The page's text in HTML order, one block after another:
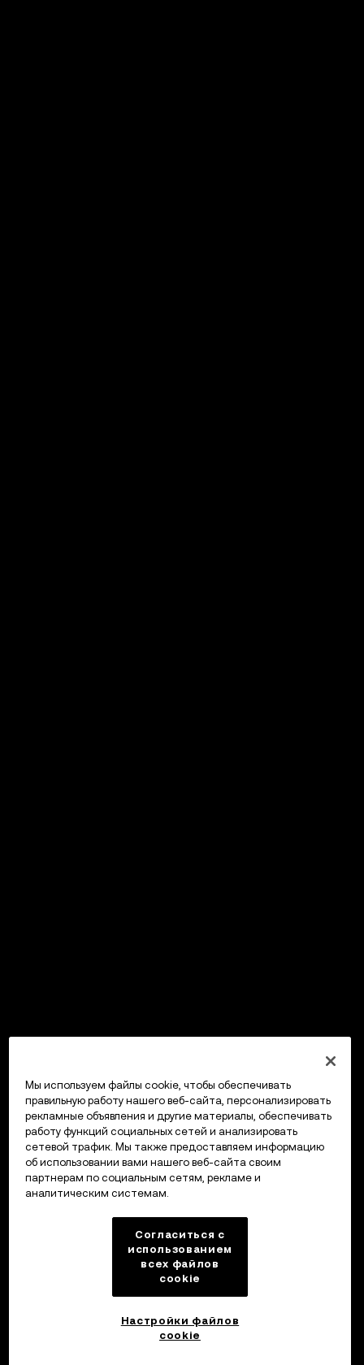
Мы используем файлы cookie, чтобы обеспечивать
правильную работу нашего веб-сайта, персонализировать
рекламные объявления и другие материалы, обеспечивать
работу функций социальных сетей и анализировать
сетевой трафик. Мы также предоставляем информацию
об использовании вами нашего веб-сайта своим
партнерам по социальным сетям, рекламе и
аналитическим системам.
Согласиться с
использованием
всех файлов
cookie
Настройки файлов
cookie